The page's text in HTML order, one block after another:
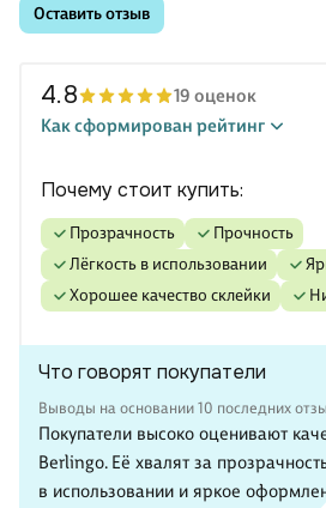
Оставить отзыв
4.8
19 оценок
Как сформирован рейтинг
Почему стоит купить:
прозрачность
прочность
лёгкость в использовании
хорошее качество склейки
Что говорят покупатели
Выводы на основании 10 последних
Покупатели высоко оценивают
Berlingo. Её хвалят за
в использовании и яркое